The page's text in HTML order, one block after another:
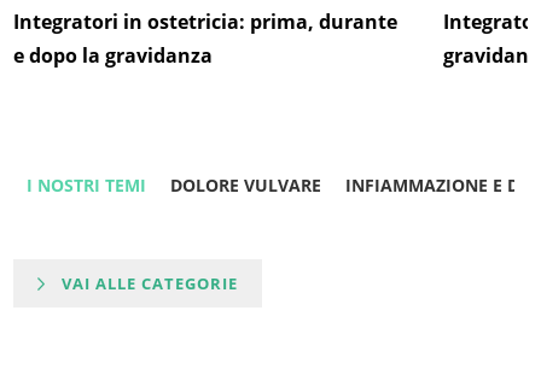
Integratori in ostetricia: prima, durante
e dopo la gravidanza
I NOSTRI TEMI DOLORE VULVARE INFIAMMAZIONE E
VAI ALLE CATEGORIE